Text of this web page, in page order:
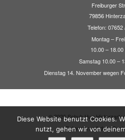
Freiburger
79856
Telefon: 07652
Montag –
10.00 –
Samstag 10.00 –
Dienstag 14. November wegen
·© 2026 Schuh Hug
Entworfen mit dem
Diese Website benutzt Cookies.
nutzt, gehen wir von